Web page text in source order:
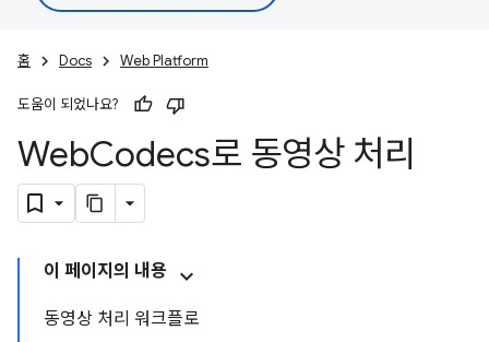
홈 Docs Web Platform
도움이 되었나요?
WebCodecs로 동영상 처리
이 페이지의 내용
동영상 처리 워크플로